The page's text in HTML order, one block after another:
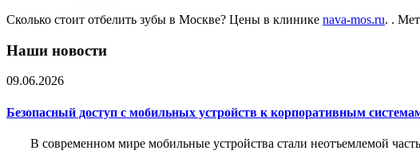
Сколько стоит отбелить зубы в Москве? Цены в клинике nava-mos.ru. .
Наши новости
09.06.2026
Безопасный доступ с мобильных устройств к корпоративным
В современном мире мобильные устройства стали неотъемлемой